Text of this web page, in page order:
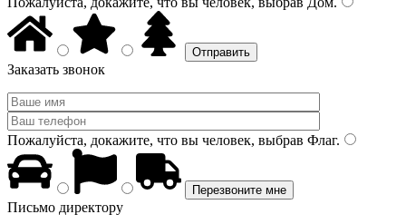
Заказать звонок
Пожалуйста, докажите, что вы человек, выбрав Флаг.
Письмо директору